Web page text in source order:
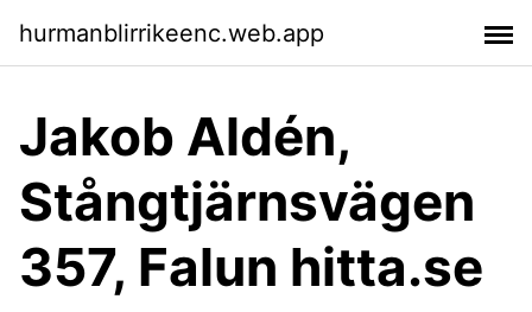
hurmanblirrikeenc.web.app
Jakob Aldén,
Stångtjärnsvägen
357, Falun hitta.se